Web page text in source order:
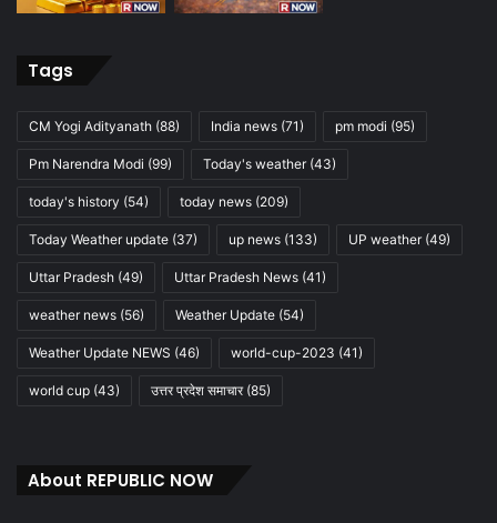
Tags
CM Yogi Adityanath (88) India news (71) pm modi (95)
Pm Narendra Modi (99) Today's weather(43)
today's history (54) today news (209)
Today Weather update (37) up news (133) UP weather(49)
Uttar Pradesh (49) Uttar Pradesh News (41)
weather news (56) Weather Update (54)
Weather Update NEWS (46) world-cup-2023 (41)
world cup (43) उत्तर प्रदेश समाचार(85)
About REPUBLIC NOW